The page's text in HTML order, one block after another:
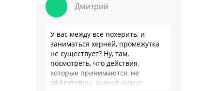
Дмитрий
У вас между все похерить, и
заниматься хернёй, промежутка
не существует? Ну, там,
посмотреть, что действия,
которые принимаются, не
эффективны, значит нужно